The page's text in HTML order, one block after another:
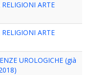
ARTE
ARTE
UROLOGICHE (già